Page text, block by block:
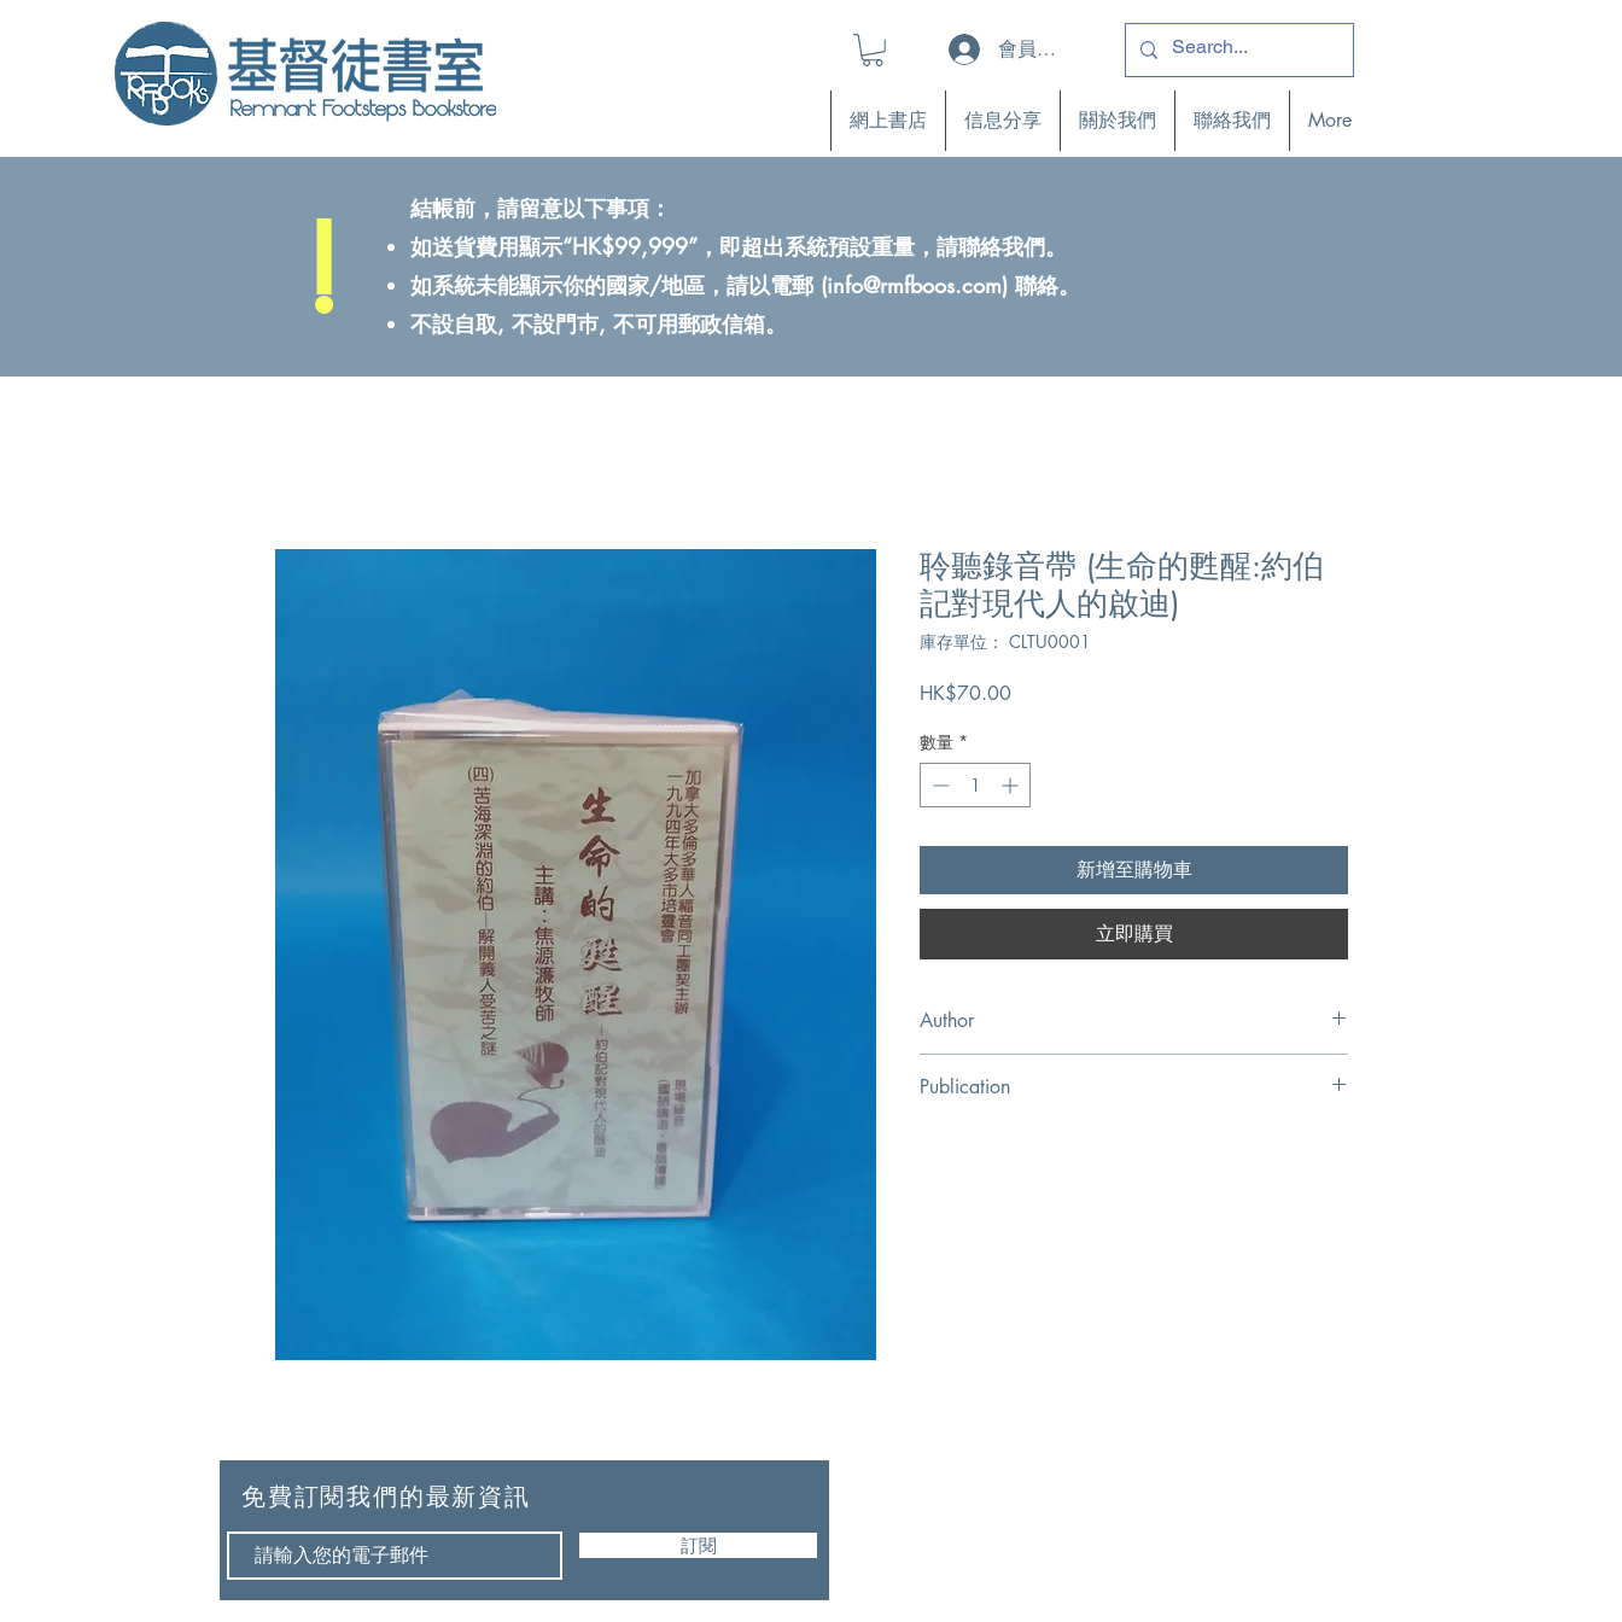
會員登入
網上書店 信息分享 關於我們 聯絡我們 More
!
結帳前，請留意以下事項：
如送貨費用顯示“HK$99,999”，即超出系統預設重量，請聯絡我們。
如系統未能顯示你的國家/地區，請以電郵 (info@rmfboos.com) 聯絡。
不設自取, 不設門巿, 不可用郵政信箱。
聆聽錄音帶 (生命的甦醒:約伯
記對現代人的啟迪)
庫存單位： CLTU0001
HK$70.00價
數量 *
新增至購物車
立即購買
Author
Publication
免費訂閱我們的最新資訊
訂閱